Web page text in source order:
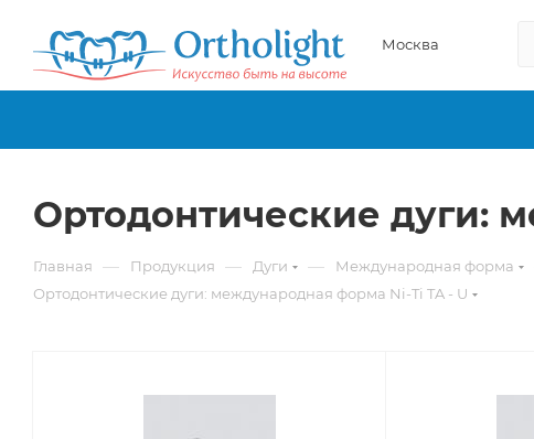
Москва
Ортодонтические дуги:
Главная — Продукция — Дуги — Международная форма
Ортодонтические дуги: международная форма Ni-Ti TA - U